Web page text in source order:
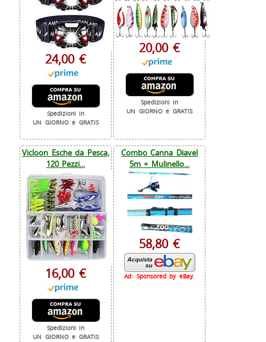
24,00 €
Spedizioni in
UN GIORNO e GRATIS
20,00 €
Spedizioni in
UN GIORNO e GRATIS
Vicloon Esche da Pesca,
120 Pezzi...
16,00 €
Spedizioni in
UN GIORNO e GRATIS
Combo Canna Diavel
5m + Mulinello...
58,80 €
Ad: Sponsored by eBay.